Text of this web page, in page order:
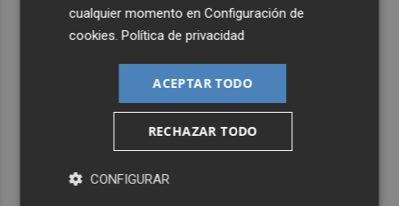
cualquier momento enConfiguración de
cookies .Política de privacidad
ACEPTAR TODO
RECHAZAR TODO
CONFIGURAR